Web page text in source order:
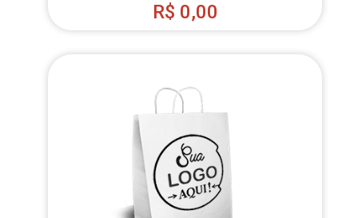
R$ 0,00